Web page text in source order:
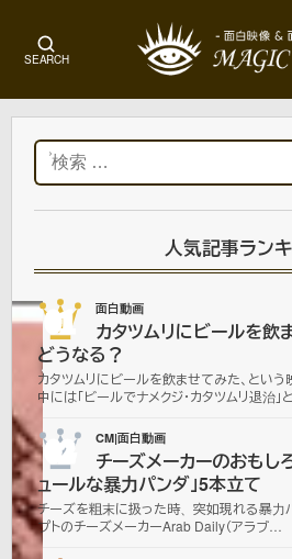
SEARCH
ー
脳
を
食
う
検
索:
人気記事ラン
01 面白動画
カタツムリにビールを飲
どうなる？
カタツムリにビールを飲ませてみた、という
中には「ビールでナメクジ・カタツムリ退治」
02 CM|面白動画
チーズメーカーのおもし
ュールな暴力パンダ」5本立て
チーズを粗末に扱った時、突如現れる暴力
プトのチーズメーカーArab Daily（アラブ…